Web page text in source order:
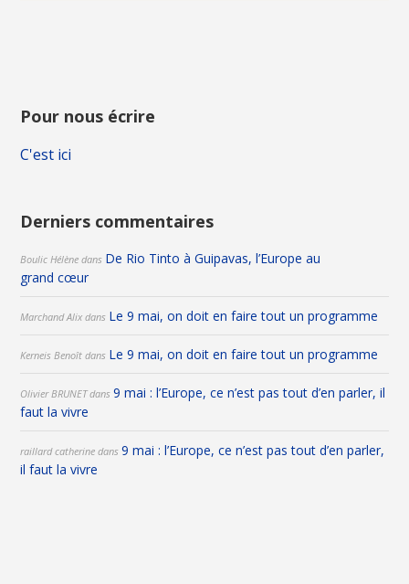
Pour nous écrire
C'est ici
Derniers commentaires
Boulic Hélène dans De Rio Tinto à Guipavas, l’Europe au
grand cœur
Marchand Alix dans Le 9 mai, on doit en faire tout un programme
Kerneis Benoît dans Le 9 mai, on doit en faire tout un programme
Olivier BRUNETdans9 mai : l’Europe, ce n’est pas tout d’en parler, il
faut la vivre
raillard catherine dans9 mai : l’Europe, ce n’est pas tout d’en parler,
il faut la vivre